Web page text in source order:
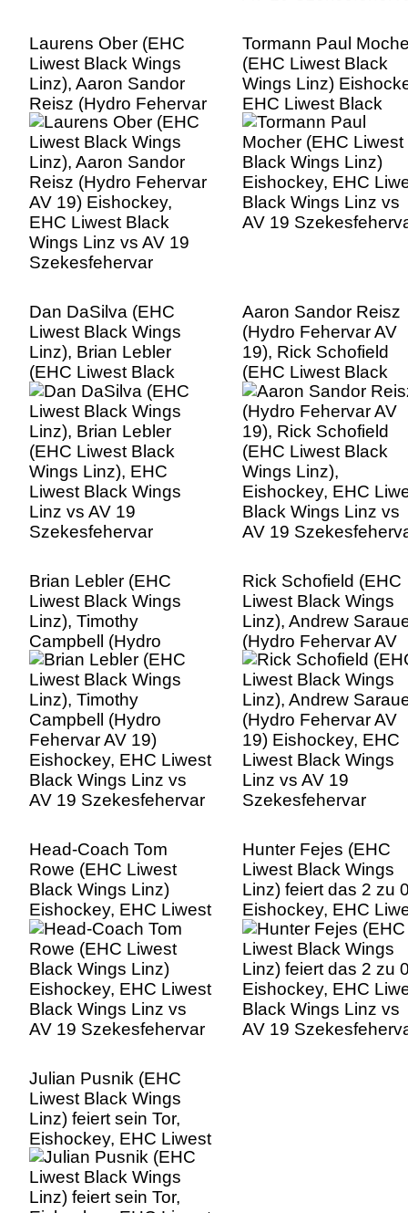
Laurens Ober (EHC
Liwest Black Wings
Linz), Aaron Sandor
Reisz (Hydro Fehervar
AV 19) Eishockey,
EHC Liwest Black
Wings Linz vs AV 19
Szekesfehervar
Tormann Paul
(EHC Liwest Black
Wings Linz)
EHC Liwest Black
Wings Linz vs AV 19
Szekesfehervar
Dan DaSilva (EHC
Liwest Black Wings
Linz), Brian Lebler
(EHC Liwest Black
Wings Linz), EHC
Liwest Black Wings
Linz vs AV 19
Szekesfehervar
Aaron Sandor Reisz
(Hydro Fehervar AV
19), Rick Schofield
(EHC Liwest Black
Wings Linz),
Eishockey, EHC
Black Wings Linz vs
AV 19
Brian Lebler (EHC
Liwest Black Wings
Linz), Timothy
Campbell (Hydro
Fehervar AV 19)
Eishockey, EHC Liwest
Black Wings Linz vs
AV 19 Szekesfehervar
Rick Schofield (EHC
Liwest Black Wings
Linz), Andrew
(Hydro Fehervar AV
19) Eishockey, EHC
Liwest Black Wings
Linz vs AV 19
Szekesfehervar
Head-Coach Tom
Rowe (EHC Liwest
Black Wings Linz)
Eishockey, EHC Liwest
Black Wings Linz vs
AV 19 Szekesfehervar
Hunter Fejes (EHC
Liwest Black Wings
Linz) feiert das 2 zu
Eishockey, EHC
Black Wings Linz vs
AV 19
Julian Pusnik (EHC
Liwest Black Wings
Linz) feiert sein Tor,
Eishockey, EHC Liwest
Black Wings Linz vs
AV 19 Szekesfehervar